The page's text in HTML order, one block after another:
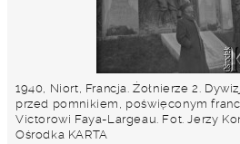
1940, Niort, Francja. Żołnierze 2.
przed pomnikiem, poświęconym
Victorowi Faya-Largeau. Fot. Jerzy
Ośrodka KARTA